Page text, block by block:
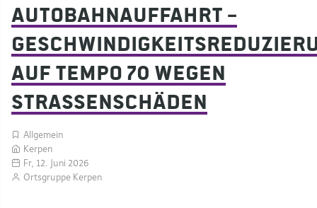
Autobahnauffahrt –
auf Tempo 70 wegen
Straßenschäden
Allgemein
Kerpen
Fr, 12. Juni 2026
Ortsgruppe Kerpen